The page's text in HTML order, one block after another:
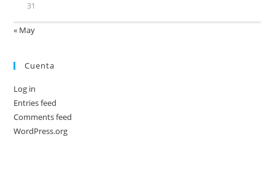
31
« May
Cuenta
Log in
Entries feed
Comments feed
WordPress.org